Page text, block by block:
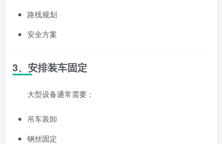
路线规划
安全方案
3、安排装车固定
大型设备通常需要：
吊车装卸
钢丝固定